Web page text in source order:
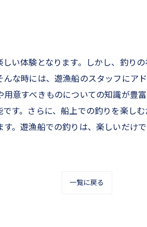
い体験となります。しかし、釣り
な時には、遊漁船のスタッフにア
意すべきものについての知識が豊
す。さらに、船上での釣りを楽し
。遊漁船での釣りは、楽しいだけ
一覧に戻る